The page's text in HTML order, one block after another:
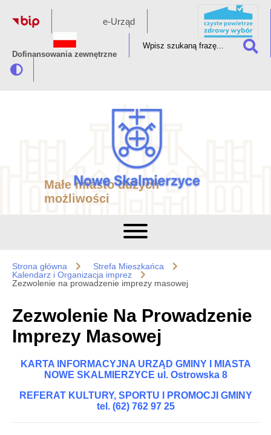
e-Urząd
Dofinansowania zewnętrzne
Małe miasto dużych
możliwości
Strona główna
Strefa Mieszkańca
Kalendarz i Organizacja imprez
Zezwolenie na prowadzenie imprezy masowej
Zezwolenie Na Prowadzenie
Imprezy Masowej
KARTA INFORMACYJNA URZĄD GMINY I MIASTA
NOWE SKALMIERZYCE ul. Ostrowska 8
REFERAT KULTURY, SPORTU I PROMOCJI GMINY
tel. (62) 762 97 25